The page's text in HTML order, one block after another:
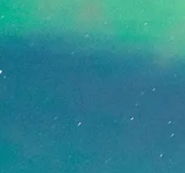
ページトップへ